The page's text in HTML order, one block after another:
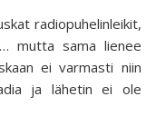
radiopuhelinleikit,
mutta sama lienee
ei varmasti niin
ja lähetin ei ole